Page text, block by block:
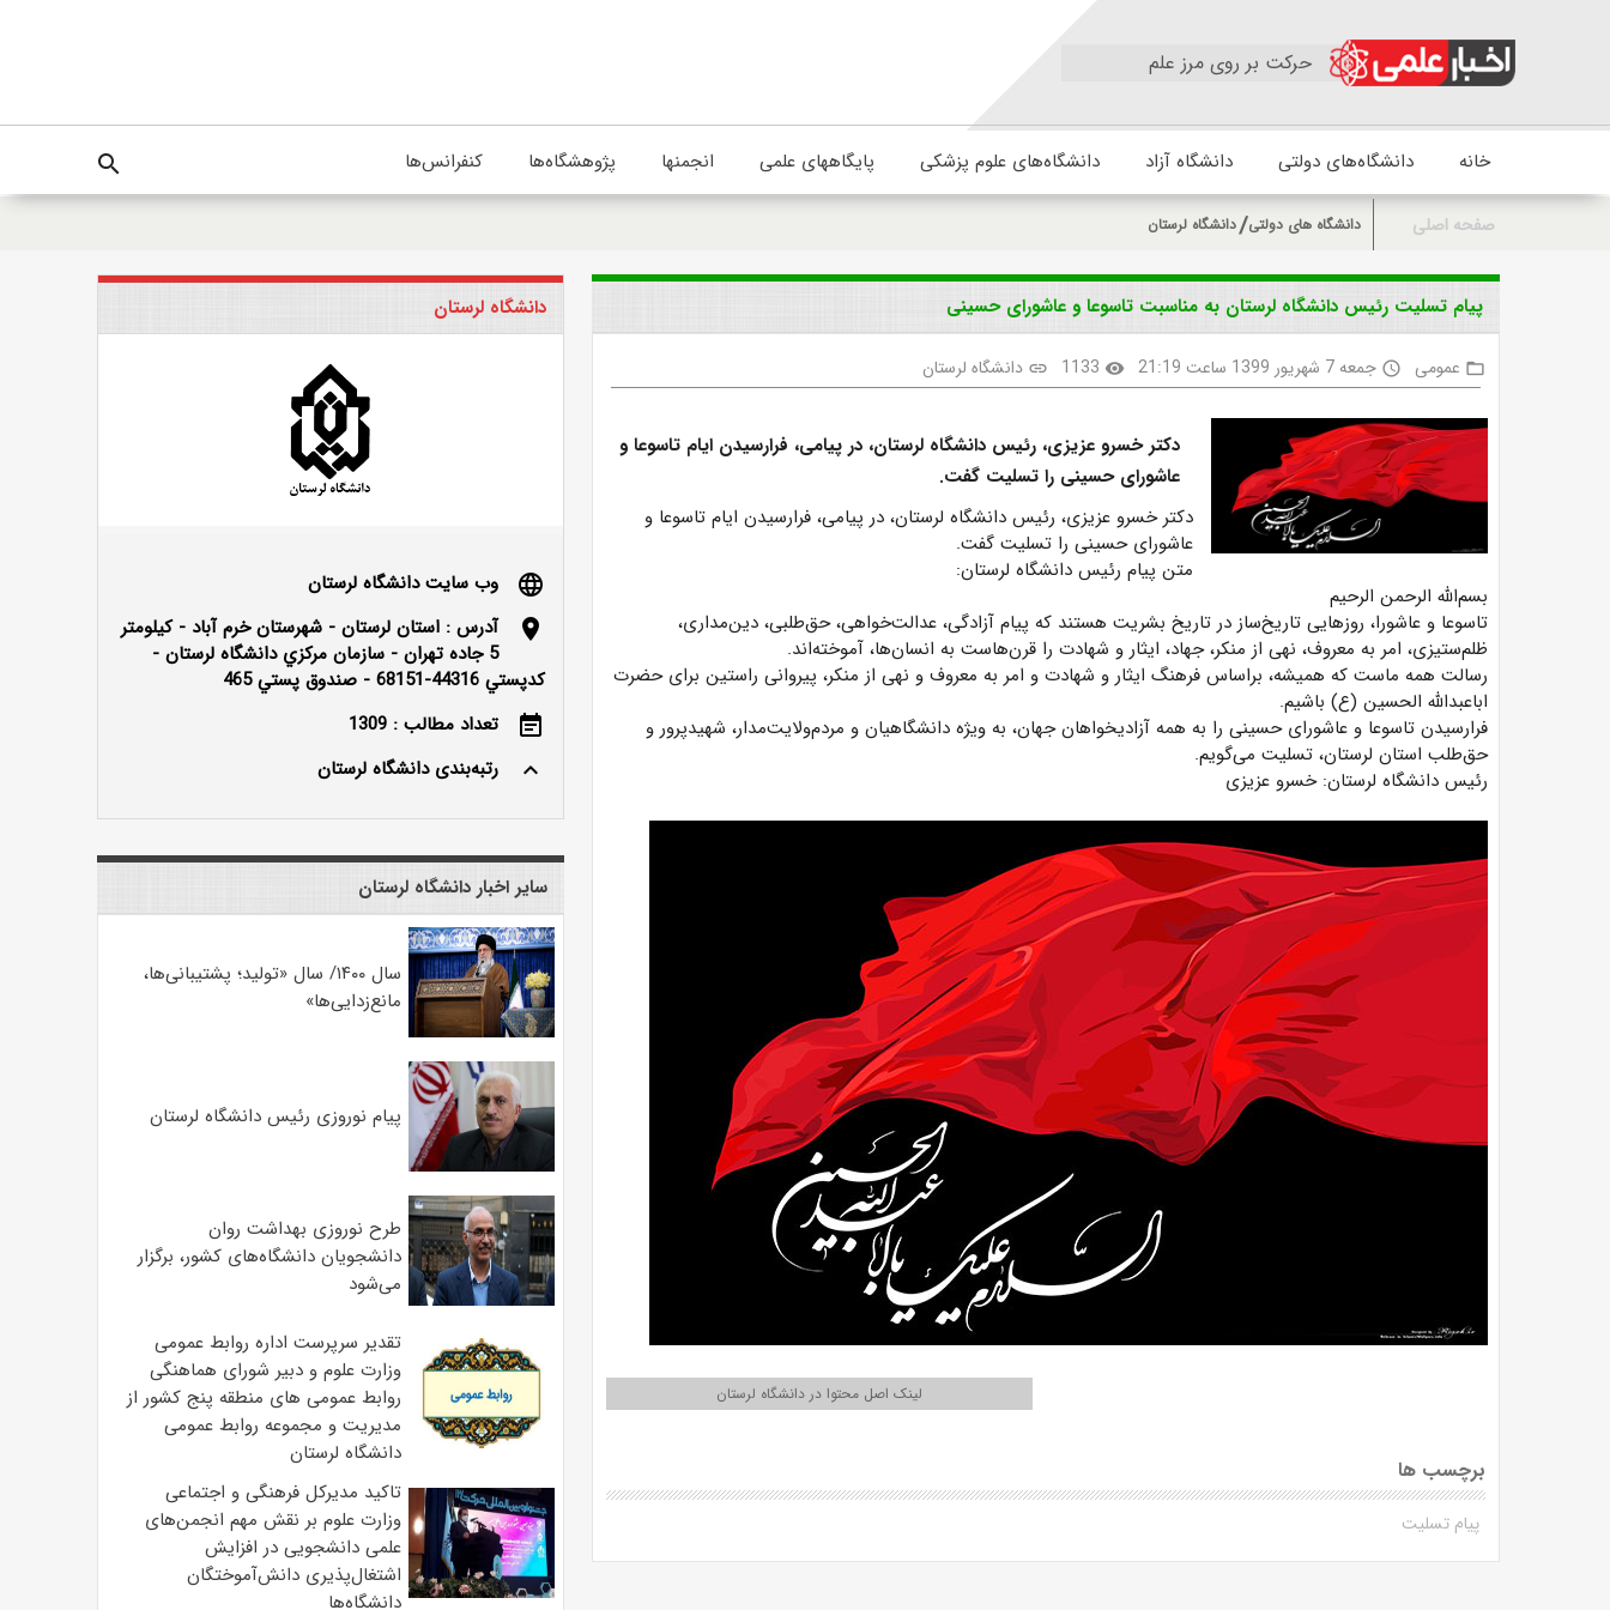
حرکت بر روی مرز علم
خانه دانشگاه‌های دولتی دانشگاه آزاد دانشگاه‌های علوم پزشکی پایگاههای علمی انجمنها پژوهشگاه‌ها کنفرانس‌ها search
صفحه اصلی دانشگاه های دولتی دانشگاه لرستان
پیام تسلیت رئیس دانشگاه لرستان به مناسبت تاسوعا و عاشورای حسینی
folder_open عمومی access_time جمعه 7 شهریور 1399 ساعت 21:19 visibility
1133
link دانشگاه لرستان
دکتر خسرو عزیزی، رئیس دانشگاه لرستان، در پیامی، فرارسیدن ایام تاسوعا و
عاشورای حسینی را تسلیت گفت.
دکتر خسرو عزیزی، رئیس دانشگاه لرستان، در پیامی، فرارسیدن ایام تاسوعا و
عاشورای حسینی را تسلیت گفت.
متن پیام رئیس دانشگاه لرستان:
بسم‌الله الرحمن الرحیم
تاسوعا و عاشورا، روزهایی تاریخ‌ساز در تاریخ بشریت هستند که پیام آزادگی، عدالت‌خواهی، حق‌طلبی، دین‌مداری،
ظلم‌ستیزی، امر به معروف، نهی از منکر، جهاد، ایثار و شهادت را قرن‌هاست به انسان‌ها، آموخته‌اند.
رسالت همه ماست که همیشه، براساس فرهنگ ایثار و شهادت و امر به معروف و نهی از منکر، پیروانی راستین برای حضرت
اباعبدالله الحسین (ع) باشیم.
فرارسیدن تاسوعا و عاشورای حسینی را به همه آزادیخواهان جهان، به ویژه دانشگاهیان و مردم‌ولایت‌مدار، شهیدپرور و
حق‌طلب استان لرستان، تسلیت می‌گویم.
رئیس دانشگاه لرستان: خسرو عزیزی
لینک اصل محتوا در دانشگاه لرستان
برچسب ها
پیام تسلیت
دانشگاه لرستان
language
وب سایت دانشگاه لرستان
location_on
آدرس : استان لرستان - شهرستان خرم آباد - كيلومتر
5 جاده تهران - سازمان مركزي دانشگاه لرستان -
كدپستي 44316-68151 - صندوق پستي 465
event_note
تعداد مطالب : 1309
keyboard_arrow_up
رتبه‌بندی دانشگاه لرستان
سایر اخبار دانشگاه لرستان
سال ۱۴۰۰/ سال «تولید؛ پشتیبانی‌ها،
مانع‌زدایی‌ها»
پیام نوروزی رئیس دانشگاه لرستان
طرح نوروزی بهداشت روان
دانشجویان دانشگاه‌های کشور، برگزار
می‌شود
تقدیر سرپرست اداره روابط عمومی
وزارت علوم و دبیر شورای هماهنگی
روابط عمومی های منطقه پنج کشور از
مدیریت و مجموعه روابط عمومی
دانشگاه لرستان
تاکید مدیرکل فرهنگی و اجتماعی
وزارت علوم بر نقش مهم انجمن‌های
علمی دانشجویی در افزایش
اشتغال‌پذیری دانش‌آموختگان
دانشگاه‌ها